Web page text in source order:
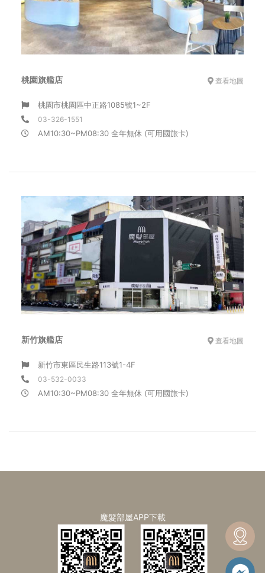
桃園旗艦店 查看地圖
桃園市桃園區中正路1085號1~2F
03-326-1551
AM10:30~PM08:30 全年無休 (可用國旅卡)
新竹旗艦店 查看地圖
新竹市東區民生路113號1-4F
03-532-0033
AM10:30~PM08:30 全年無休 (可用國旅卡)
魔髮部屋APP下載